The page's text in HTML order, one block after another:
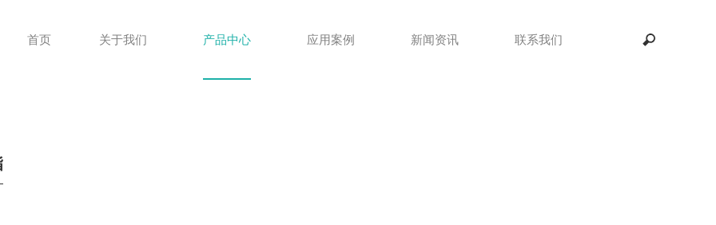
首页 关于我们 产品中心 应用案例 新闻资讯 联系我们